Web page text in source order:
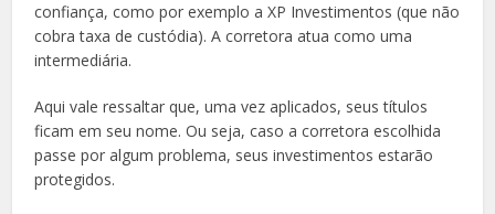
confiança, como por exemplo a XP Investimentos (que não
cobra taxa de custódia). A corretora atua como uma
intermediária.
Aqui vale ressaltar que, uma vez aplicados, seus títulos
ficam em seu nome. Ou seja, caso a corretora escolhida
passe por algum problema, seus investimentos estarão
protegidos.